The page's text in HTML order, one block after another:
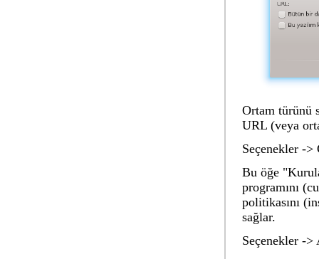
Ortam türünü
URL (veya
Seçenekler ->
Bu öğe
programını
politikasını
sağlar.
Seçenekler ->